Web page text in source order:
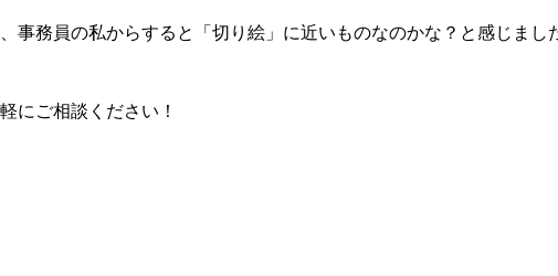
事務員の私からすると「切り絵」に近いものなのかな？と感じまし
にご相談ください！